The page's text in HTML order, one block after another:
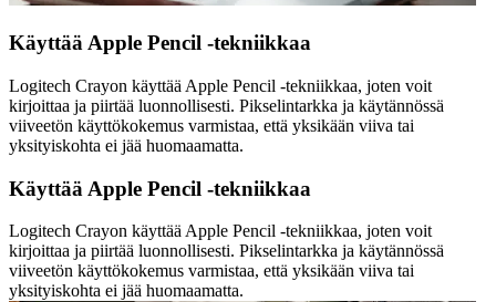
Käyttää Apple Pencil -tekniikkaa
Logitech Crayon käyttää Apple Pencil -tekniikkaa, joten voit
kirjoittaa ja piirtää luonnollisesti. Pikselintarkka ja käytännössä
viiveetön käyttökokemus varmistaa, että yksikään viiva tai
yksityiskohta ei jää huomaamatta.
Käyttää Apple Pencil -tekniikkaa
Logitech Crayon käyttää Apple Pencil -tekniikkaa, joten voit
kirjoittaa ja piirtää luonnollisesti. Pikselintarkka ja käytännössä
viiveetön käyttökokemus varmistaa, että yksikään viiva tai
yksityiskohta ei jää huomaamatta.